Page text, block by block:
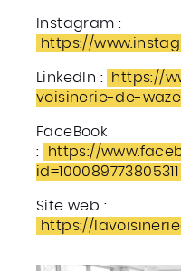
Instagram :
https://
LinkedIn :
https://
voisinerie-de-
FaceBook
:
https://
id=100089773805311
Site web :
https://